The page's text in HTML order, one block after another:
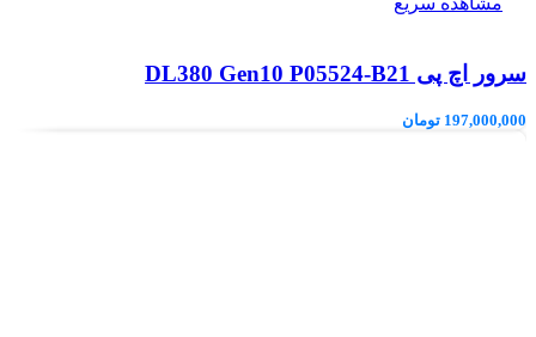
سرور اچ پی DL380 Gen10 P05524-B21
197,000,000 تومان